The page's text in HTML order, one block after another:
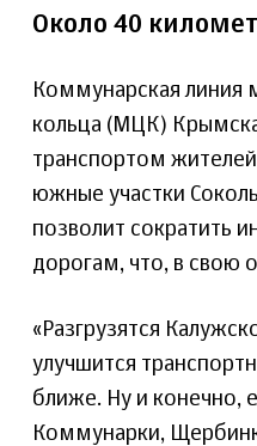
Около 40
Коммунарская линия
кольца (МЦК)
транспортом жителей
южные участки
позволит сократить
дорогам, что, в свою
«Разгрузятся
улучшится
ближе. Ну и конечно,
Коммунарки,